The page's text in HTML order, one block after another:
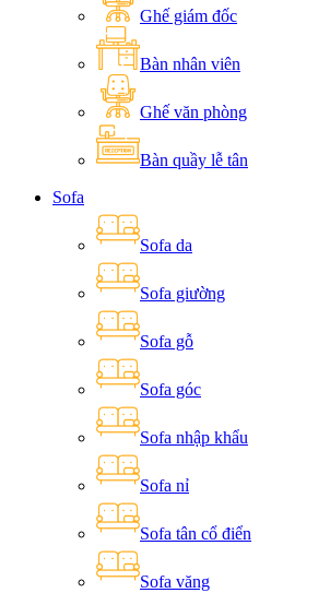
Ghế giám đốc
Bàn nhân viên
Ghế văn phòng
Bàn quầy lễ tân
Sofa
Sofa da
Sofa giường
Sofa gỗ
Sofa góc
Sofa nhập khẩu
Sofa nỉ
Sofa tân cổ điển
Sofa văng